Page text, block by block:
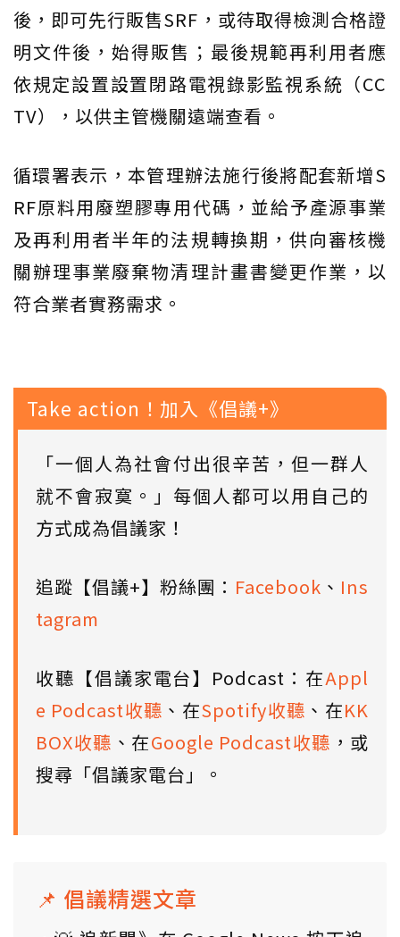
後，即可先行販售SRF，或待取得檢測合格證
明文件後，始得販售；最後規範再利用者應
依規定設置設置閉路電視錄影監視系統（CC
TV），以供主管機關遠端查看。
循環署表示，本管理辦法施行後將配套新增S
RF原料用廢塑膠專用代碼，並給予產源事業
及再利用者半年的法規轉換期，供向審核機
關辦理事業廢棄物清理計畫書變更作業，以
符合業者實務需求。
Take action！加入《倡議+》
「一個人為社會付出很辛苦，但一群人
就不會寂寞。」每個人都可以用自己的
方式成為倡議家！
追蹤【倡議+】粉絲團： Facebook 、 Ins
tagram
收聽【倡議家電台】Podcast：在Appl
e Podcast收聽 、在Spotify收聽 、在KK
BOX收聽 、在Google Podcast收聽 ，或
搜尋「倡議家電台」。
📌 倡議精選文章